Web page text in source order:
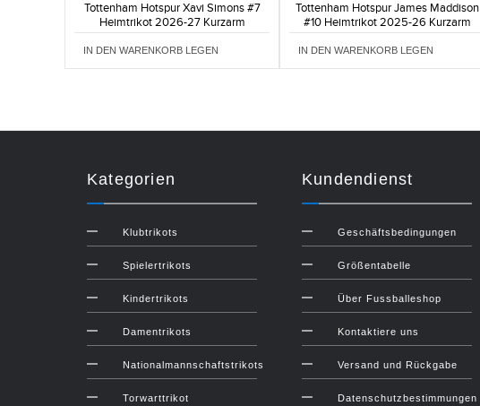
Tottenham Hotspur Xavi Simons #7
Heimtrikot 2026-27 Kurzarm
IN DEN WARENKORB LEGEN
Tottenham Hotspur James Maddison
#10 Heimtrikot 2025-26 Kurzarm
IN DEN WARENKORB LEGEN
Kategorien
Klubtrikots
Spielertrikots
Kindertrikots
Damentrikots
Nationalmannschaftstrikots
Torwarttrikot
Kundendienst
Geschäftsbedingungen
Größentabelle
Über Fussballeshop
Kontaktiere uns
Versand und Rückgabe
Datenschutzbestimmungen